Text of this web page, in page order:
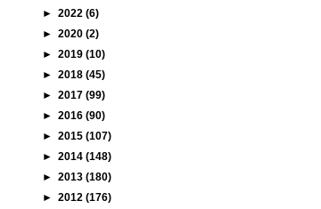
► 2022 (6)
► 2020 (2)
► 2019 (10)
► 2018 (45)
► 2017 (99)
► 2016 (90)
► 2015 (107)
► 2014 (148)
► 2013 (180)
► 2012 (176)